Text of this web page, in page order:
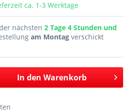
ca. 1-3 Werktage
nächsten 2 Tage 4 Stunden und
am Montag verschickt
In den Warenkorb